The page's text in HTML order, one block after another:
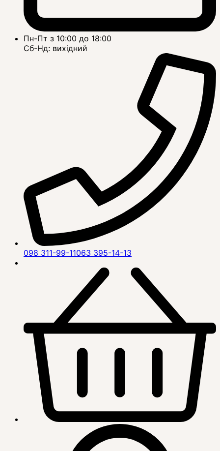
Пн-Пт з 10:00 до 18:00
Сб-Нд: вихідний
098 311-99-11063 395-14-13